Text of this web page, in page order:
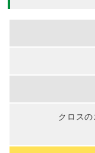
クロス